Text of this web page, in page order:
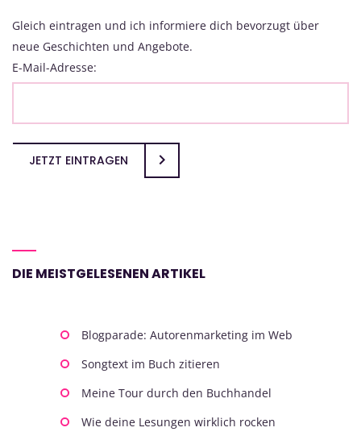
Gleich eintragen und ich informiere dich bevorzugt über
neue Geschichten und Angebote.
E-Mail-Adresse:
JETZT EINTRAGEN
DIE MEISTGELESENEN ARTIKEL
Blogparade: Autorenmarketing im Web
Songtext im Buch zitieren
Meine Tour durch den Buchhandel
Wie deine Lesungen wirklich rocken